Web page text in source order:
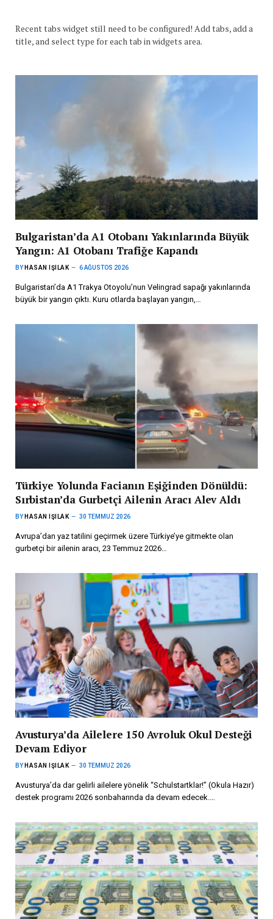
Recent tabs widget still need to be configured! Add tabs, add a
title, and select type for each tab in widgets area.
Bulgaristan’da A1 Otobanı Yakınlarında Büyük
Yangın: A1 Otobanı Trafiğe Kapandı
BY HASAN IŞILAK 6 AĞUSTOS 2026
Bulgaristan’da A1 Trakya Otoyolu’nun Velingrad sapağı yakınlarında
büyük bir yangın çıktı. Kuru otlarda başlayan yangın,…
Türkiye Yolunda Facianın Eşiğinden Dönüldü:
Sırbistan’da Gurbetçi Ailenin Aracı Alev Aldı
BY HASAN IŞILAK 30 TEMMUZ 2026
Avrupa’dan yaz tatilini geçirmek üzere Türkiye’ye gitmekte olan
gurbetçi bir ailenin aracı, 23 Temmuz 2026…
Avusturya’da Ailelere 150 Avroluk Okul Desteği
Devam Ediyor
BY HASAN IŞILAK 30 TEMMUZ 2026
Avusturya’da dar gelirli ailelere yönelik “Schulstartklar!” (Okula Hazır)
destek programı 2026 sonbaharında da devam edecek.…